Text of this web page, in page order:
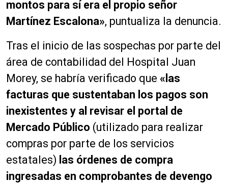
montos para sí era el propio señor
Martínez Escalona», puntualiza la denuncia.
Tras el inicio de las sospechas por parte del
área de contabilidad del Hospital Juan
Morey, se habría verificado que «las
facturas que sustentaban los pagos son
inexistentes y al revisar el portal de
Mercado Público (utilizado para realizar
compras por parte de los servicios
estatales) las órdenes de compra
ingresadas en comprobantes de devengo